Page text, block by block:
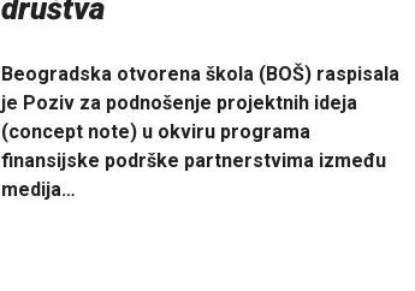
društva
Beogradska otvorena škola (BOŠ) raspisala
je Poziv za podnošenje projektnih ideja
(concept note) u okviru programa
finansijske podrške partnerstvima između
medija…